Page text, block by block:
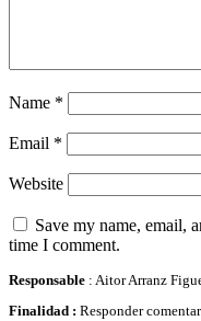
Name *
Email *
Website
Save my name, email,
time I comment.
Responsable : Aitor Arranz
Finalidad : Responder